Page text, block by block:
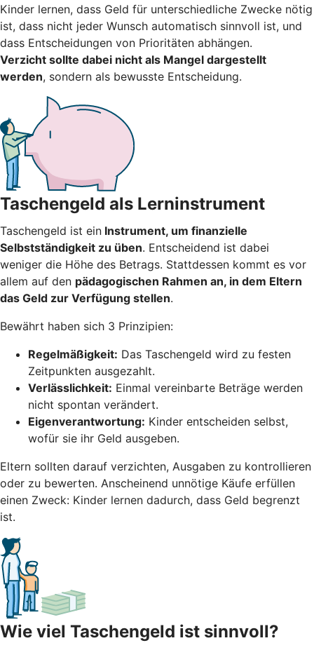
Kinder lernen, dass Geld für unterschiedliche Zwecke nötig
ist, dass nicht jeder Wunsch automatisch sinnvoll ist, und
dass Entscheidungen von Prioritäten abhängen.
Verzicht sollte dabei nicht als Mangel dargestellt
werden, sondern als bewusste Entscheidung.
Taschengeld als Lerninstrument
Taschengeld ist ein Instrument, um finanzielle
Selbstständigkeit zu üben. Entscheidend ist dabei
weniger die Höhe des Betrags. Stattdessen kommt es vor
allem auf den pädagogischen Rahmen an, in dem Eltern
das Geld zur Verfügung stellen.
Bewährt haben sich 3 Prinzipien:
Regelmäßigkeit: Das Taschengeld wird zu festen
Zeitpunkten ausgezahlt.
Verlässlichkeit: Einmal vereinbarte Beträge werden
nicht spontan verändert.
Eigenverantwortung: Kinder entscheiden selbst,
wofür sie ihr Geld ausgeben.
Eltern sollten darauf verzichten, Ausgaben zu kontrollieren
oder zu bewerten. Anscheinend unnötige Käufe erfüllen
einen Zweck: Kinder lernen dadurch, dass Geld begrenzt
ist.
Wie viel Taschengeld ist sinnvoll?